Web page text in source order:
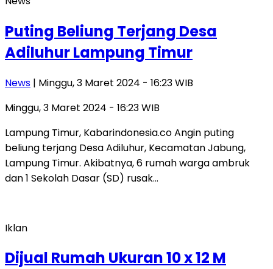
Puting Beliung Terjang Desa
Adiluhur Lampung Timur
News | Minggu, 3 Maret 2024 - 16:23 WIB
Minggu, 3 Maret 2024 - 16:23 WIB
Lampung Timur, Kabarindonesia.co Angin puting
beliung terjang Desa Adiluhur, Kecamatan Jabung,
Lampung Timur. Akibatnya, 6 rumah warga ambruk
dan 1 Sekolah Dasar (SD) rusak…
Iklan
Dijual Rumah Ukuran 10 x 12 M